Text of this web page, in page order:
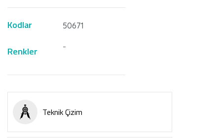
Kodlar 50671
Renkler -
Teknik Çizim